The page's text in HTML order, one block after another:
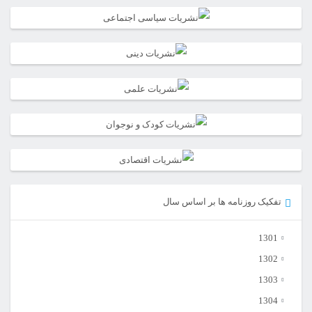
تفکیک روزنامه ها بر اساس سال
1301
1302
1303
1304